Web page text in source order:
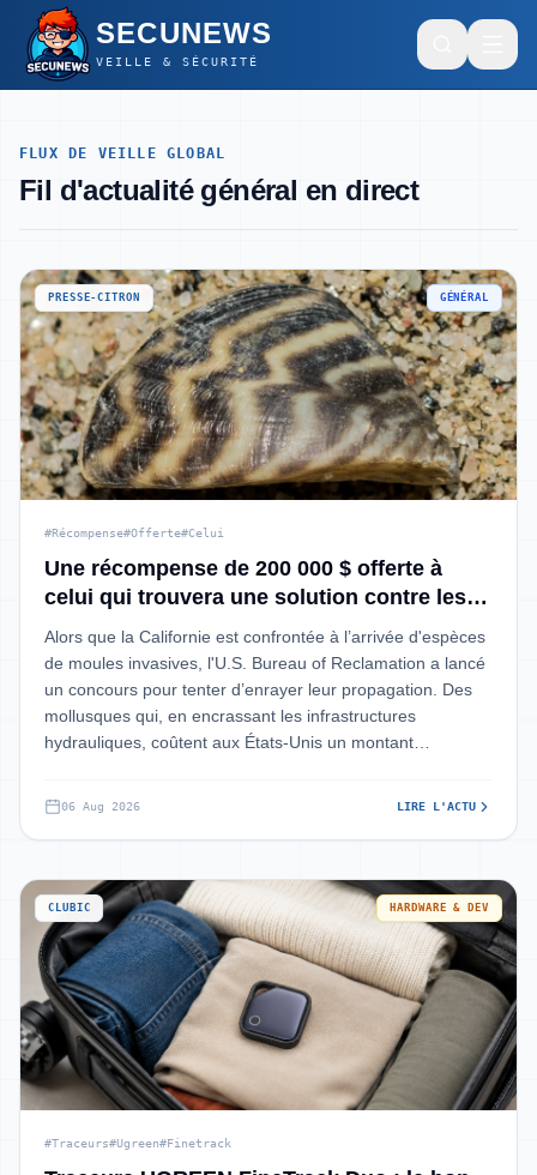
SECUNEWS
VEILLE & SÉCURITÉ
Général
Intelligence Artificielle
Cybersécurité
SECUNEWS
Hardware & Dev
SECUNEWS
Général
Cybersécurité
Hardware & Dev
Mode sombre
FLUX DE VEILLE GLOBAL
Fil d'actualité général en direct
PRESSE-CITRON GÉNÉRAL
#Récompense#Offerte#Celui
Une récompense de 200 000 $ offerte à
celui qui trouvera une solution contre les
moules invasives qui menacent les
canalisations et les équipements
énergétiques
Alors que la Californie est confrontée à l’arrivée d'espèces
de moules invasives, l'U.S. Bureau of Reclamation a lancé
un concours pour tenter d’enrayer leur propagation. Des
mollusques qui, en encrassant les infrastructures
hydrauliques, coûtent aux États-Unis un montant
06 Aug 2026 LIRE L'ACTU
CLUBIC HARDWARE & DEV
#Traceurs#Ugreen#Finetrack